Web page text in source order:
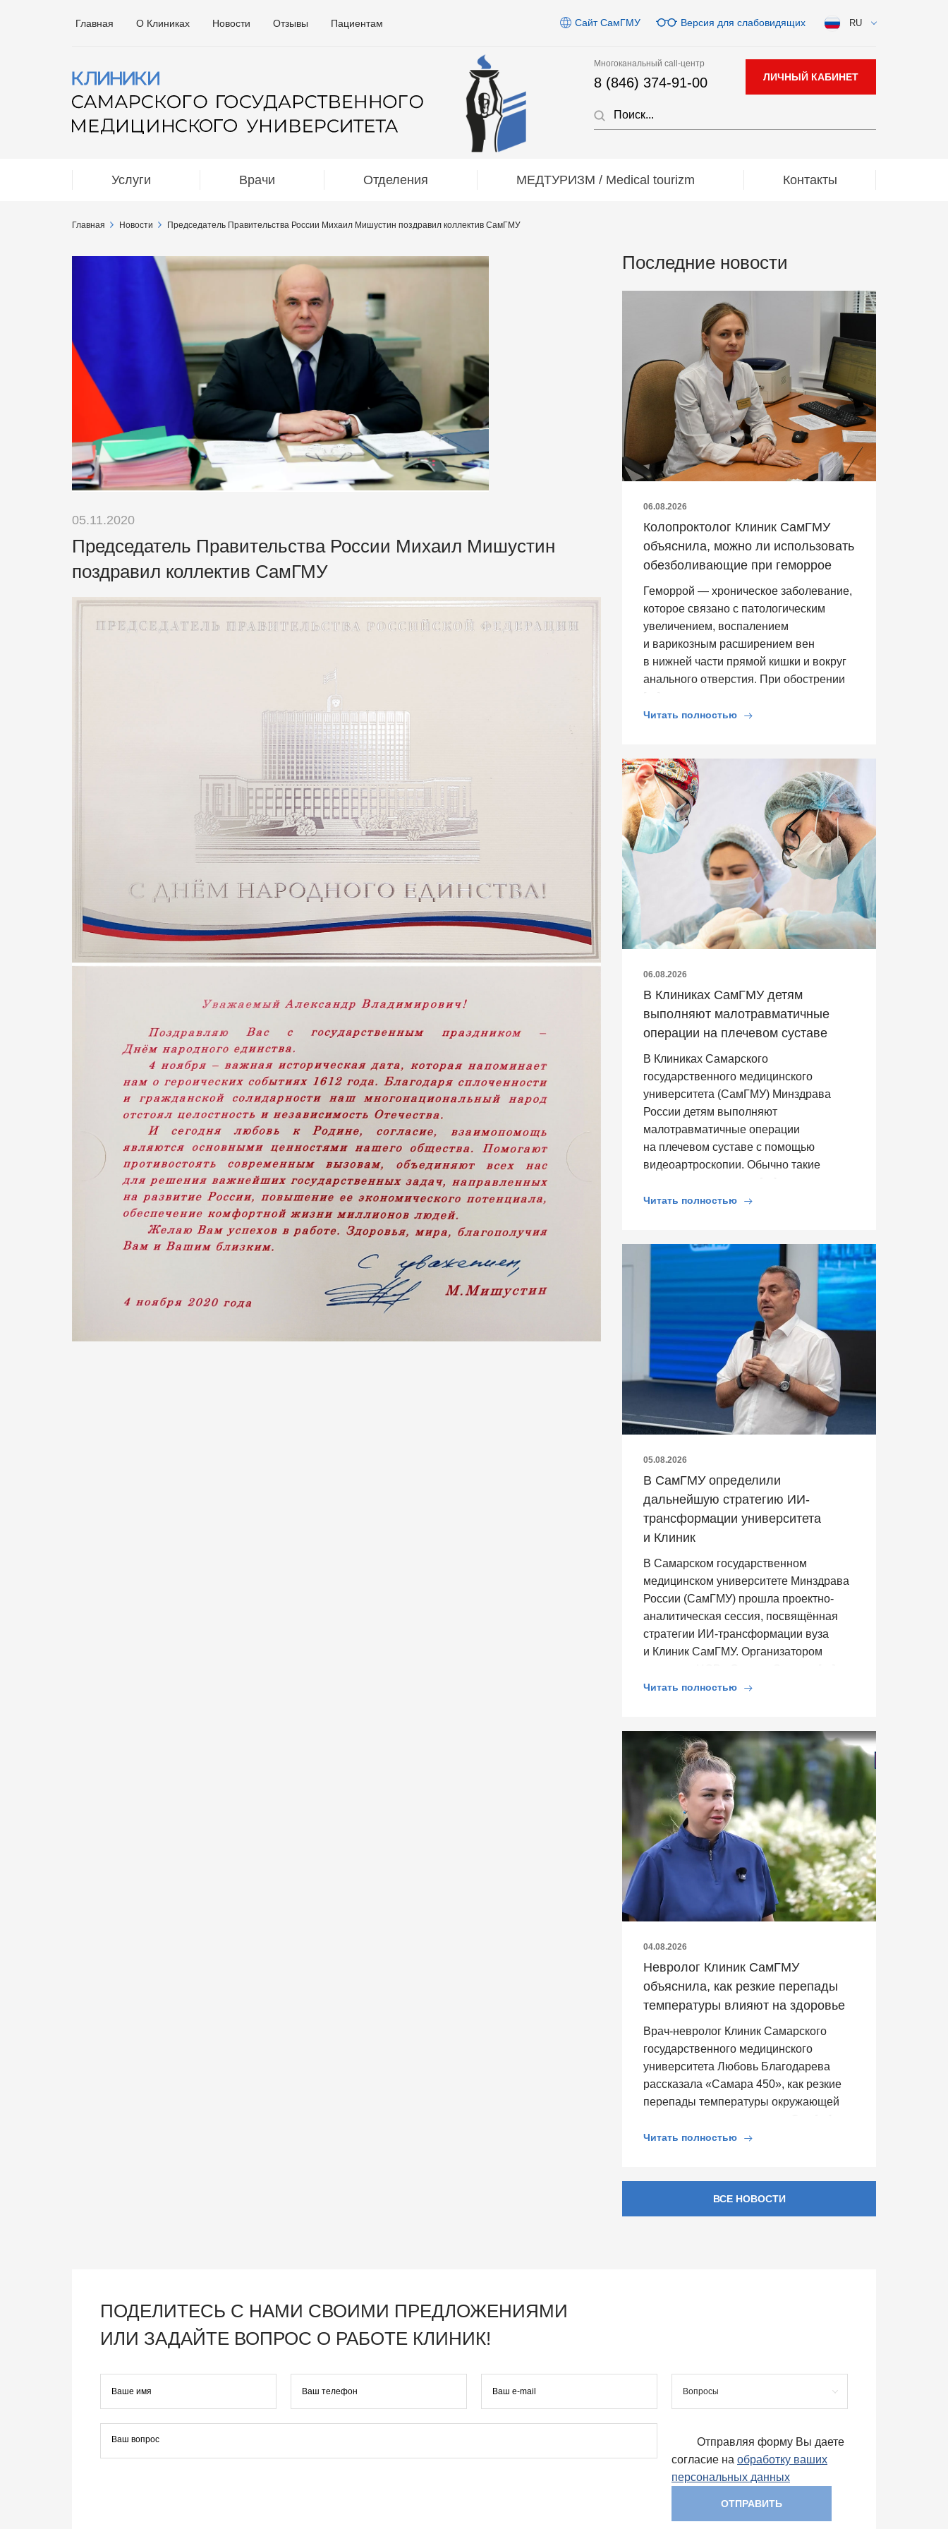
Главная О Клиниках Новости Отзывы Пациентам Сайт СамГМУ Версия для слабовидящих RU
Многоканальный call-центр
8 (846) 374-91-00 ЛИЧНЫЙ КАБИНЕТ
Услуги Врачи Отделения МЕДТУРИЗМ / Medical tourizm Контакты
Главная Новости Председатель Правительства России Михаил Мишустин поздравил коллектив СамГМУ
05.11.2020
Председатель Правительства России Михаил Мишустин
поздравил коллектив СамГМУ
Последние новости
06.08.2026
Колопроктолог Клиник СамГМУ
объяснила, можно ли использовать
обезболивающие при геморрое
Геморрой — хроническое заболевание,
которое связано с патологическим
увеличением, воспалением
и варикозным расширением вен
в нижней части прямой кишки и вокруг
анального отверстия. При обострении
Читать полностью
06.08.2026
В Клиниках СамГМУ детям
выполняют малотравматичные
операции на плечевом суставе
В Клиниках Самарского
государственного медицинского
университета (СамГМУ) Минздрава
России детям выполняют
малотравматичные операции
на плечевом суставе с помощью
видеоартроскопии. Обычно такие
Читать полностью
05.08.2026
В СамГМУ определили
дальнейшую стратегию ИИ-
трансформации университета
и Клиник
В Самарском государственном
медицинском университете Минздрава
России (СамГМУ) прошла проектно-
аналитическая сессия, посвящённая
стратегии ИИ-трансформации вуза
и Клиник СамГМУ. Организатором
Читать полностью
04.08.2026
Невролог Клиник СамГМУ
объяснила, как резкие перепады
температуры влияют на здоровье
Врач-невролог Клиник Самарского
государственного медицинского
университета Любовь Благодарева
рассказала «Самара 450», как резкие
перепады температуры окружающей
Читать полностью
ВСЕ НОВОСТИ
ПОДЕЛИТЕСЬ С НАМИ СВОИМИ ПРЕДЛОЖЕНИЯМИ
ИЛИ ЗАДАЙТЕ ВОПРОС О РАБОТЕ КЛИНИК!
Вопросы
Отправляя форму Вы даете
согласие на обработку ваших
персональных данных
ОТПРАВИТЬ